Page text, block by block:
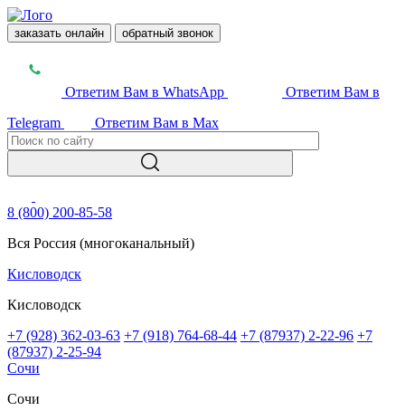
заказать онлайн обратный звонок
Ответим Вам в WhatsApp
Ответим Вам в
Telegram
Ответим Вам в Max
8 (800) 200-85-58
Вся Россия (многоканальный)
Кисловодск
Кисловодск
+7 (928) 362-03-63 +7 (918) 764-68-44 +7 (87937) 2-22-96 +7
(87937) 2-25-94
Сочи
Сочи